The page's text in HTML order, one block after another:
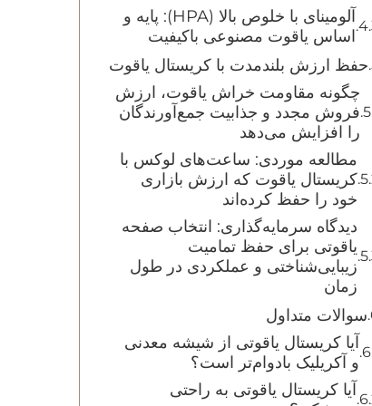
آلومینای با خلوص بالا (HPA): پایه و
اساس یاقوت مصنوعی باکیفیت
حفظ ارزش بلندمدت با کریستال یاقوت
چگونه مقاومت خراش یاقوت، ارزش
فروش مجدد و جذابیت جمع‌آورندگان
را افزایش می‌دهد
مطالعه موردی: ساعت‌های لوکس با
کریستال یاقوت که ارزش بازاری
خود را حفظ کرده‌اند
دیدگاه سرمایه‌گذاری: انتخاب صفحه
یاقوتی برای حفظ تمامیت
زیبایی‌شناختی و عملکردی در طول
زمان
‫سوالات متداول‬
آیا کریستال یاقوتی از شیشه معدنی
و آکریلیک بادوام‌تر است؟
آیا کریستال یاقوتی به راحتی